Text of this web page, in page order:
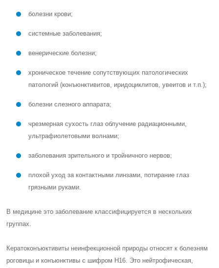
болезни крови;
системные заболевания;
венерические болезни;
хроническое течение сопутствующих патологических
патологий (конъюнктивитов, иридоциклитов, увеитов и т.п.);
болезни слезного аппарата;
чрезмерная сухость глаз облучение радиационными,
ультрафиолетовыми волнами;
заболевания зрительного и тройничного нервов;
плохой уход за контактными линзами, потирание глаз
грязными руками.
В медицине это заболевание классифицируется в нескольких
группах.
Кератоконъюктивиты неинфекционной природы относят к болезням
роговицы и конъюнктивы с шифром Н16. Это нейтрофическая,